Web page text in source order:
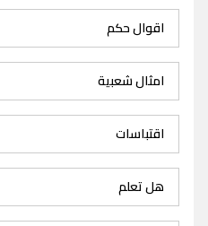
اقوال حكم
امثال شعبية
اقتباسات
هل تعلم